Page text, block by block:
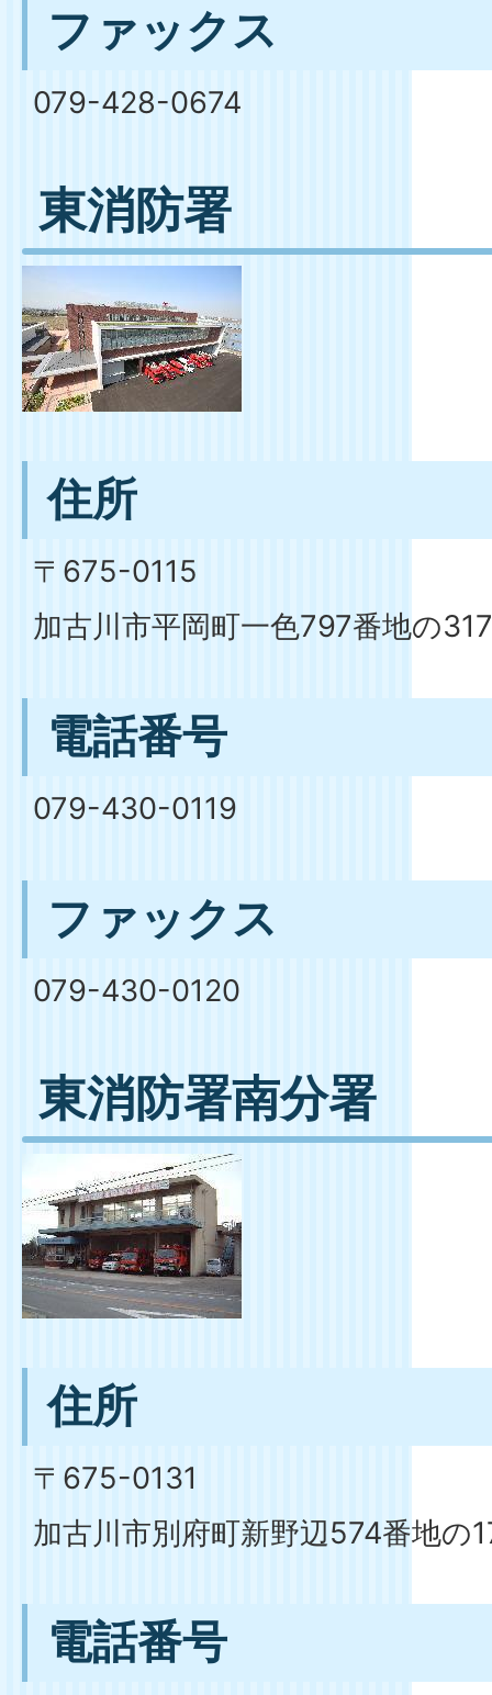
ファックス
079-428-0674
東消防署
住所
〒675-0115
加古川市平岡町一色797番地の317
電話番号
079-430-0119
ファックス
079-430-0120
東消防署南分署
住所
〒675-0131
加古川市別府町新野辺574番地の
電話番号